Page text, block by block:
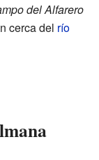
del Alfarero
cerca del río